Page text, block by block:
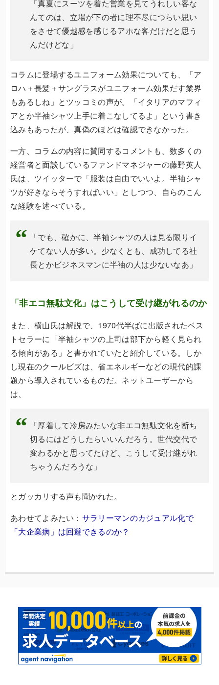
「真夏にスーツを着た営業を見てうれしい客な
んてのは、立場が下の者に理不尽につらい思い
をさせて優越感を感じるアホな客だけだと思う
んだけどな」
コラムに登場するユニフォーム効果についても、「ア
ロハ＋長髪＋サングラスがユニフォーム効果だす業界
もあるしね」とツッコミの声が。「イタリアのマフィ
アとか半袖シャツ上手に着こなしてるよ」という書き
込みもあったが、真偽のほどは確認できなかった。
一方、コラムの内容に賛同するコメントも。数多くの
経営者と面談しているファンドマネジャーの藤野英人
氏は、ツイッターで「服装は自由でいいよ。半袖シャ
ツが好きならそうすればいい」としつつ、自らのこん
な経験を述べている。
「でも、確かに、半袖シャツの人は見る限りイ
ケてない人が多い。少なくとも、成功してる社
長とかビジネスマンに半袖の人は少ないなあ」
「非エコ無駄文化」はこうして受け継がれるのか
また、横山氏は解説で、1970代半ばに出版されたベス
トセラーに「半袖シャツの上司は部下から軽く見られ
る傾向がある」と書かれていたと紹介している。しか
し現在のクールビズは、省エネルギーなどの現代的課
題から導入されているものだ。ネットユーザーから
は、
「厚着して冷房みたいな非エコ無駄文化を断ち
切るにはどうしたらいいんだろう。世代交代で
変わるかと思ってたけど、こうして受け継がれ
ちゃうんだろうな」
とガッカリする声も聞かれた。
あわせてよみたい： サラリーマンのカジュアル化で
「大企業病」は回避できるのか？